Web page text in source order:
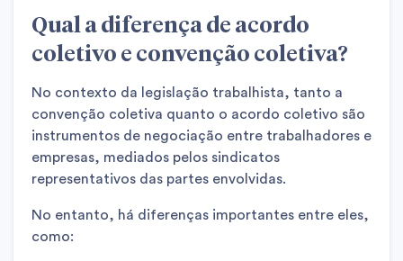
Qual a diferença de acordo
coletivo e convenção coletiva?
No contexto da legislação trabalhista, tanto a
convenção coletiva quanto o acordo coletivo são
instrumentos de negociação entre trabalhadores e
empresas, mediados pelos sindicatos
representativos das partes envolvidas.
No entanto, há diferenças importantes entre eles,
como: